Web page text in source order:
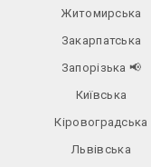
Житомирська
Закарпатська
Запорізька 📢
Київська
Кіровоградська
Львівська